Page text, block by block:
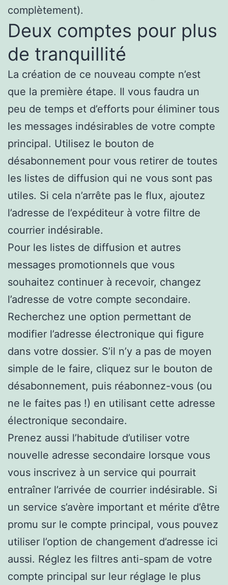
complètement).
Deux comptes pour plus
de tranquillité
La création de ce nouveau compte n’est
que la première étape. Il vous faudra un
peu de temps et d’efforts pour éliminer tous
les messages indésirables de votre compte
principal. Utilisez le bouton de
désabonnement pour vous retirer de toutes
les listes de diffusion qui ne vous sont pas
utiles. Si cela n’arrête pas le flux, ajoutez
l’adresse de l’expéditeur à votre filtre de
courrier indésirable.
Pour les listes de diffusion et autres
messages promotionnels que vous
souhaitez continuer à recevoir, changez
l’adresse de votre compte secondaire.
Recherchez une option permettant de
modifier l’adresse électronique qui figure
dans votre dossier. S’il n’y a pas de moyen
simple de le faire, cliquez sur le bouton de
désabonnement, puis réabonnez-vous (ou
ne le faites pas !) en utilisant cette adresse
électronique secondaire.
Prenez aussi l’habitude d’utiliser votre
nouvelle adresse secondaire lorsque vous
vous inscrivez à un service qui pourrait
entraîner l’arrivée de courrier indésirable. Si
un service s’avère important et mérite d’être
promu sur le compte principal, vous pouvez
utiliser l’option de changement d’adresse ici
aussi. Réglez les filtres anti-spam de votre
compte principal sur leur réglage le plus